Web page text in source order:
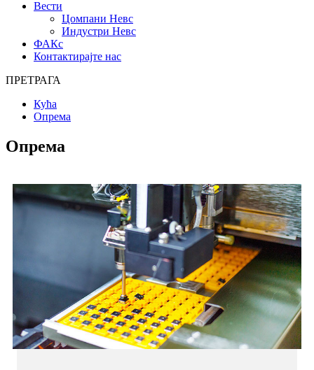
Вести
Цомпани Невс
Индустри Невс
ФАКс
Контактирајте нас
ПРЕТРАГА
Кућа
Опрема
Опрема